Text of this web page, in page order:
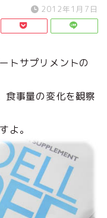
2012年1月7日
トサプリメントの
食事量の変化を観察
よ。